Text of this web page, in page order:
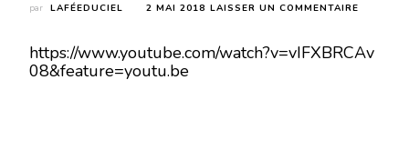
par LAFÉEDUCIEL 2 MAI 2018 LAISSER UN COMMENTAIRE
LA
https://www.youtube.com/watch?v=vIFXBRCAv
08&feature=youtu.be